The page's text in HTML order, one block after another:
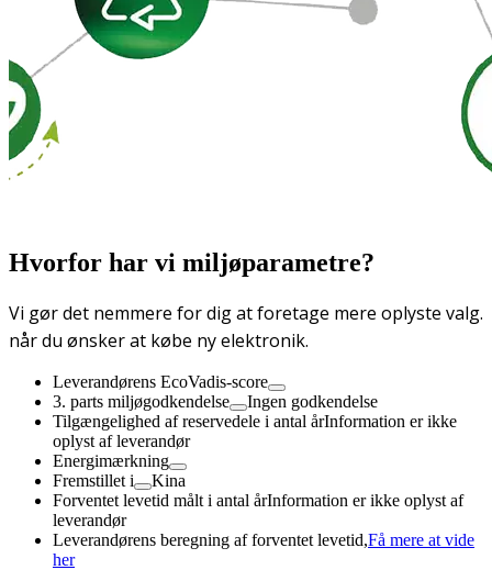
Hvorfor har vi miljøparametre?
Vi gør det nemmere for dig at foretage mere oplyste valg.
når du ønsker at købe ny elektronik.
Leverandørens EcoVadis-score
3. parts miljøgodkendelse
Ingen godkendelse
Tilgængelighed af reservedele i antal årInformation er ikke
oplyst af leverandør
Energimærkning
Fremstillet i
Kina
Forventet levetid målt i antal årInformation er ikke oplyst af
leverandør
Leverandørens beregning af forventet levetid,Få mere at vide
her